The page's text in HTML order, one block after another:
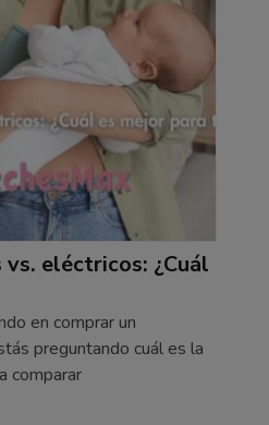
vs. eléctricos: ¿Cuál
en comprar un
preguntando cuál es la
comparar